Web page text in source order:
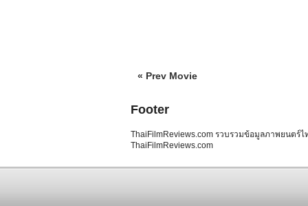
« Prev Movie
Footer
ThaiFilmReviews.com รวบรวมข้อมูลภาพยนตร์
ThaiFilmReviews.com